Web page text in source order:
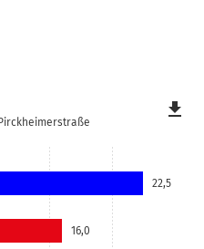
22,5
16,0
file_download